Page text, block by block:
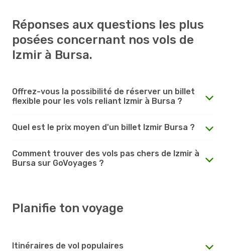
Réponses aux questions les plus
posées concernant nos vols de
Izmir à Bursa.
Offrez-vous la possibilité de réserver un billet
flexible pour les vols reliant Izmir à Bursa ?
Quel est le prix moyen d'un billet Izmir Bursa ?
Comment trouver des vols pas chers de Izmir à
Bursa sur GoVoyages ?
Planifie ton voyage
Itinéraires de vol populaires